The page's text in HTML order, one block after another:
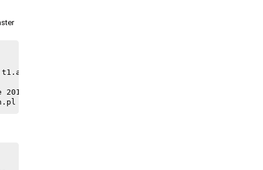
does not exist
2016.